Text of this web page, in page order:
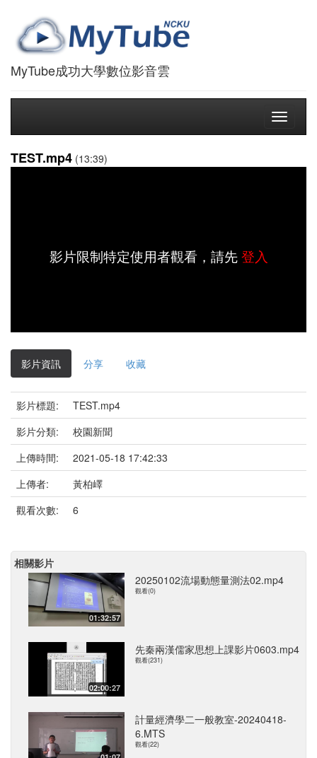
MyTube成功大學數位影音雲
Toggle
TEST.mp4 (13:39)
影片限制特定使用者觀看，請先登入
影片資訊 分享 收藏
影片標題:
TEST.mp4
影片分類:
校園新聞
上傳時間:
2021-05-18 17:42:33
上傳者:
黃柏嶧
觀看次數:
6
相關影片
01:32:57
20250102流場動態量測法02.mp4
觀看(0)
02:00:27
先秦兩漢儒家思想上課影片0603.mp4
觀看(231)
計量經濟學二一般教室-20240418-
6.MTS
觀看(22)